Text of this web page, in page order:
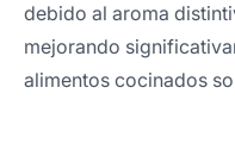
debido al aroma
mejorando
alimentos cocinados